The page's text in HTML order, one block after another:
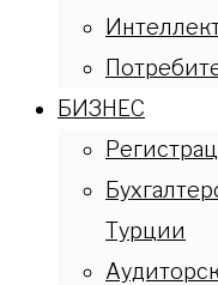
БИЗНЕС
Турции